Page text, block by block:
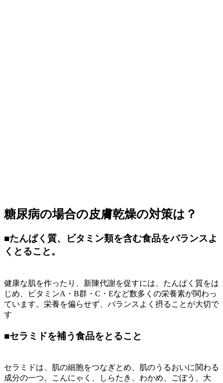
糖尿病の場合の皮膚乾燥の対策は？
■たんぱく質、ビタミン類を含む食品をバランスよ
くとること。
健康な肌を作ったり、新陳代謝を促すには、たんぱく質をは
じめ、ビタミンA・B群・C・Eなど数多くの栄養素が関わっ
ています。栄養を偏らせず、バランスよく摂ることが大切で
す
■セラミドを補う食品をとること
セラミドは、肌の細胞をつなぎとめ、肌のうるおいに関わる
成分の一つ。こんにゃく、しらたき、わかめ、ごぼう、大